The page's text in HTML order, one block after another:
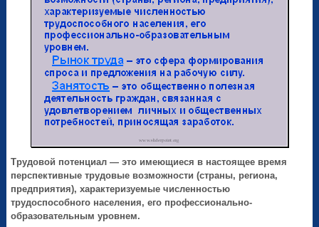
Трудовой потенциал — это имеющиеся в настоящее время
перспективные трудовые возможности (страны, региона,
предприятия), характеризуемые численностью
трудоспособного населения, его профессионально-
образовательным уровнем.